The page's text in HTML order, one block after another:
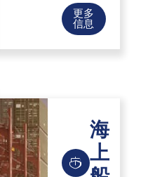
更多
信息
海
上